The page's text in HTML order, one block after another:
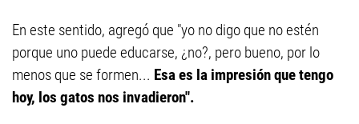
En este sentido, agregó que "yo no digo que no estén
porque uno puede educarse, ¿no?, pero bueno, por lo
menos que se formen... Esa es la impresión que tengo
hoy, los gatos nos invadieron".